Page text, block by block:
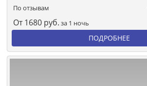
По отзывам
От 1680 руб. за 1 ночь
ПОДРОБНЕЕ